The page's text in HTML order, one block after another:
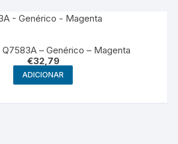
HP 503A – Q7583A – Genérico – Magenta
€32,79
ADICIONAR